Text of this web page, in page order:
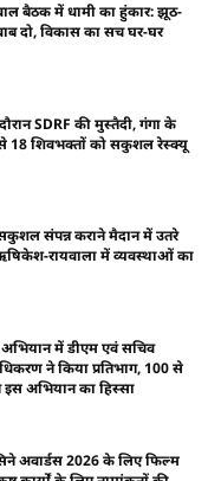
बैठक में धामी का हुंकार: झूठ-
दो, विकास का सच घर-घर
SDRF की मुस्तैदी, गंगा के
18 शिवभक्तों को सकुशल रेस्क्यू
संपन्न कराने मैदान में उतरे
रायवाला में व्यवस्थाओं का
में डीएम एवं सचिव
ने किया प्रतिभाग, 100 से
अभियान का हिस्सा
अवार्डस 2026 के लिए फिल्म